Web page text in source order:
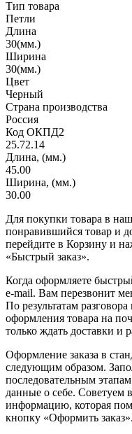
Тип товара
Петли
Длина
30(мм.)
Ширина
30(мм.)
Цвет
Черный
Страна производства
Россия
Код ОКПД2
25.72.14
Длина, (мм.)
45.00
Ширина, (мм.)
30.00
Для покупки товара в
понравившийся товар и
перейдите в Корзину и
«Быстрый заказ».
Когда оформляете
e-mail. Вам перезвонит
По результатам
оформления товара на
только ждать доставки и
Оформление заказа в
следующим образом.
последовательным
данные о себе. Советуем
информацию, которая
кнопку «Оформить заказ».